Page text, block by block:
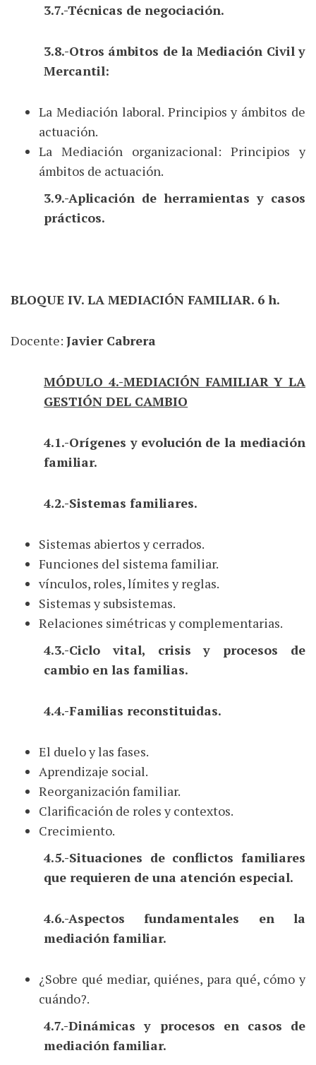
3.7.-Técnicas de negociación.
3.8.-Otros ámbitos de la Mediación Civil y
Mercantil:
La Mediación laboral. Principios y ámbitos de
actuación.
La Mediación organizacional: Principios y
ámbitos de actuación.
3.9.-Aplicación de herramientas y casos
prácticos.
BLOQUE IV. LA MEDIACIÓN FAMILIAR. 6 h.
Docente: Javier Cabrera
MÓDULO 4.-MEDIACIÓN FAMILIAR Y LA
GESTIÓN DEL CAMBIO
4.1.-Orígenes y evolución de la mediación
familiar.
4.2.-Sistemas familiares.
Sistemas abiertos y cerrados.
Funciones del sistema familiar.
vínculos, roles, límites y reglas.
Sistemas y subsistemas.
Relaciones simétricas y complementarias.
4.3.-Ciclo vital, crisis y procesos de
cambio en las familias.
4.4.-Familias reconstituidas.
El duelo y las fases.
Aprendizaje social.
Reorganización familiar.
Clarificación de roles y contextos.
Crecimiento.
4.5.-Situaciones de conflictos familiares
que requieren de una atención especial.
4.6.-Aspectos fundamentales en la
mediación familiar.
¿Sobre qué mediar, quiénes, para qué, cómo y
cuándo?.
4.7.-Dinámicas y procesos en casos de
mediación familiar.